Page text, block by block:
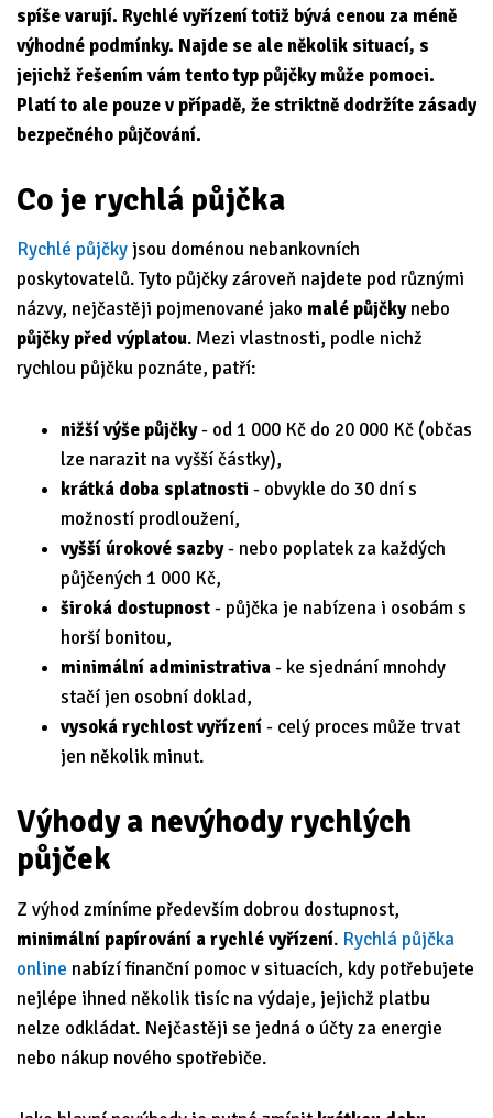
spíše varují. Rychlé vyřízení totiž bývá cenou za méně
výhodné podmínky. Najde se ale několik situací, s
jejichž řešením vám tento typ půjčky může pomoci.
Platí to ale pouze v případě, že striktně dodržíte zásady
bezpečného půjčování.
Co je rychlá půjčka
Rychlé půjčkyjsou doménou nebankovních
poskytovatelů. Tyto půjčky zároveň najdete pod různými
názvy, nejčastěji pojmenované jako malé půjčkynebo
půjčky před výplatou. Mezi vlastnosti, podle nichž
rychlou půjčku poznáte, patří:
nižší výše půjčky- od 1 000 Kč do 20 000 Kč (občas
lze narazit na vyšší částky),
krátká doba splatnosti - obvykle do 30 dní s
možností prodloužení,
vyšší úrokové sazby- nebo poplatek za každých
půjčených 1 000 Kč,
široká dostupnost- půjčka je nabízena i osobám s
horší bonitou,
minimální administrativa- ke sjednání mnohdy
stačí jen osobní doklad,
vysoká rychlost vyřízení- celý proces může trvat
jen několik minut.
Výhody a nevýhody rychlých
půjček
Z výhod zmíníme především dobrou dostupnost,
minimální papírování a rychlé vyřízení. Rychlá půjčka
online nabízí finanční pomoc v situacích, kdy potřebujete
nejlépe ihned několik tisíc na výdaje, jejichž platbu
nelze odkládat. Nejčastěji se jedná o účty za energie
nebo nákup nového spotřebiče.